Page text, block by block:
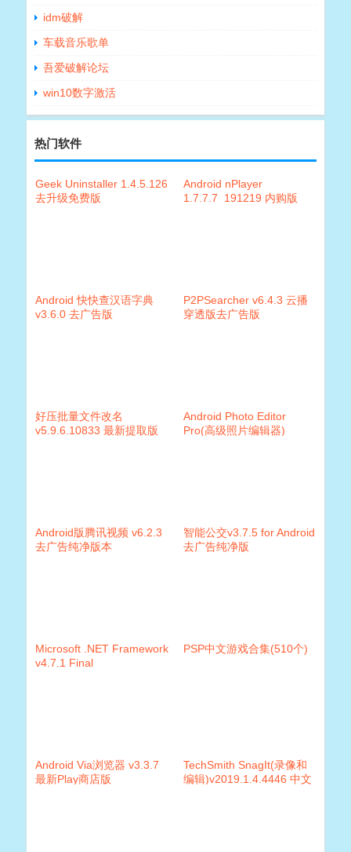
idm破解
车载音乐歌单
吾爱破解论坛
win10数字激活
热门软件
Geek Uninstaller 1.4.5.126
去升级免费版
Android nPlayer
1.7.7.7_191219 内购版
Android 快快查汉语字典
v3.6.0 去广告版
P2PSearcher v6.4.3 云播
穿透版去广告版
好压批量文件改名
v5.9.6.10833 最新提取版
Android Photo Editor
Pro(高级照片编辑器)
Android版腾讯视频 v6.2.3
去广告纯净版本
智能公交v3.7.5 for Android
去广告纯净版
Microsoft .NET Framework
v4.7.1 Final
PSP中文游戏合集(510个)
Android Via浏览器 v3.3.7
最新Play商店版
TechSmith SnagIt(录像和
编辑)v2019.1.4.4446 中文